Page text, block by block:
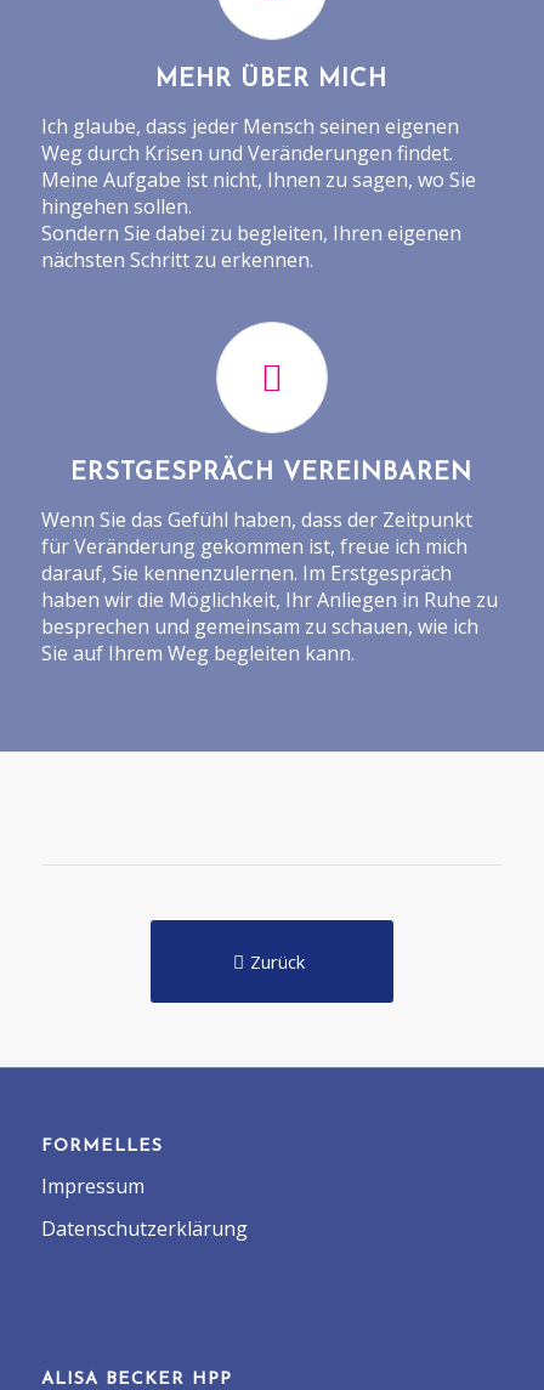
MEHR ÜBER MICH
Ich glaube, dass jeder Mensch seinen eigenen
Weg durch Krisen und Veränderungen findet.
Meine Aufgabe ist nicht, Ihnen zu sagen, wo Sie
hingehen sollen.
Sondern Sie dabei zu begleiten, Ihren eigenen
nächsten Schritt zu erkennen.
ERSTGESPRÄCH VEREINBAREN
Wenn Sie das Gefühl haben, dass der Zeitpunkt
für Veränderung gekommen ist, freue ich mich
darauf, Sie kennenzulernen. Im Erstgespräch
haben wir die Möglichkeit, Ihr Anliegen in Ruhe zu
besprechen und gemeinsam zu schauen, wie ich
Sie auf Ihrem Weg begleiten kann.
Zurück
FORMELLES
Impressum
Datenschutzerklärung
ALISA BECKER HPP